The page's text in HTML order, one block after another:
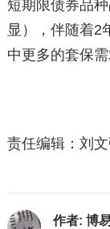
短期限债券品
显），伴随着2
中更多的套保需
责任编辑：刘
作者: 博